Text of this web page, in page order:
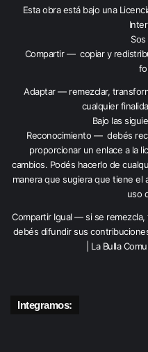
Esta obra está bajo una
Compartir — copiar y
Adaptar — remezclar,
cualquier
Bajo las
Reconocimiento — debés
proporcionar un enlace a la
cambios. Podés hacerlo de
manera que sugiera que tiene el
uso
Compartir Igual — si se
debés difundir sus
| La Bulla
Integramos: